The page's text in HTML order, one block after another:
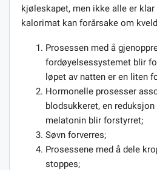
kjøleskapet, men ikke alle er
kalorimat kan forårsake om
Prosessen med å
fordøyelsessystemet blir
løpet av natten er en liten
Hormonelle prosesser
blodsukkeret, en
melatonin blir forstyrret;
Søvn forverres;
Prosessene med å dele
stoppes;